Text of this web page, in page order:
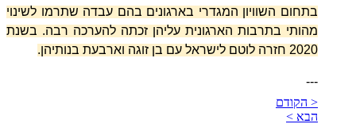
בתחום השוויון המגדרי בארגונים בהם עבדה שתרמו לשינוי
מהותי בתרבות הארגונית עליהן זכתה להערכה רבה. בשנת
2020 חזרה לוטם לישראל עם בן זוגה וארבעת בנותיהן
.
---
< הקודם
הבא >